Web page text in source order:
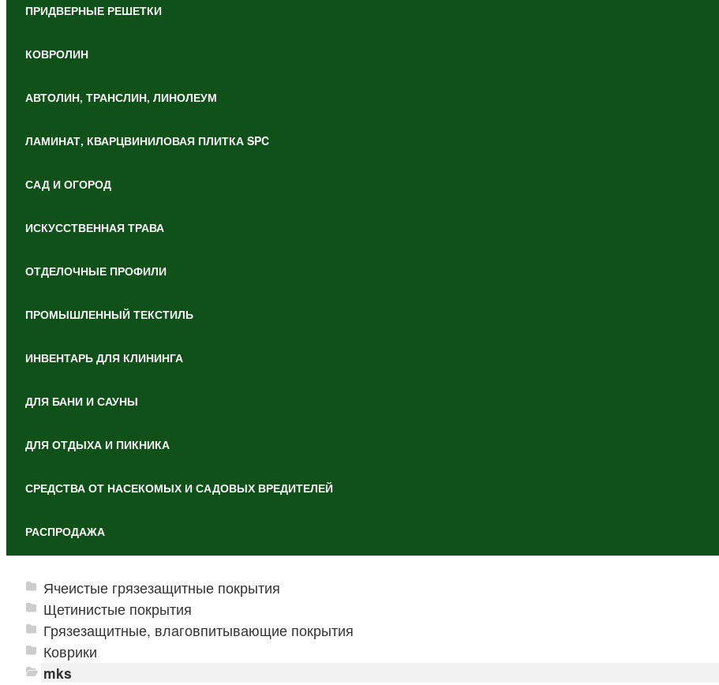
ПРИДВЕРНЫЕ РЕШЕТКИ
КОВРОЛИН
АВТОЛИН, ТРАНСЛИН, ЛИНОЛЕУМ
ЛАМИНАТ, КВАРЦВИНИЛОВАЯ ПЛИТКА SPC
САД И ОГОРОД
ИСКУССТВЕННАЯ ТРАВА
ОТДЕЛОЧНЫЕ ПРОФИЛИ
ПРОМЫШЛЕННЫЙ ТЕКСТИЛЬ
ИНВЕНТАРЬ ДЛЯ КЛИНИНГА
ДЛЯ БАНИ И САУНЫ
ДЛЯ ОТДЫХА И ПИКНИКА
СРЕДСТВА ОТ НАСЕКОМЫХ И САДОВЫХ ВРЕДИТЕЛЕЙ
РАСПРОДАЖА
Ячеистые грязезащитные покрытия
Щетинистые покрытия
Грязезащитные, влаговпитывающие покрытия
Коврики
mks